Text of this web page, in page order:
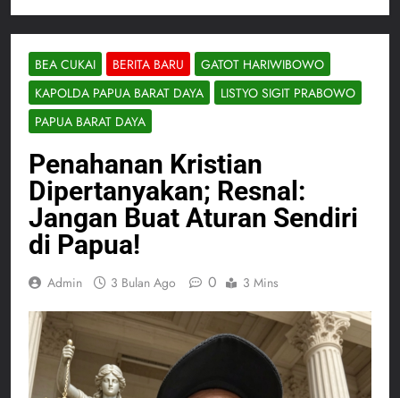
BEA CUKAI BERITA BARU
GATOT HARIWIBOWO
KAPOLDA PAPUA BARAT DAYA
LISTYO SIGIT PRABOWO
PAPUA BARAT DAYA
Penahanan Kristian
Dipertanyakan; Resnal:
Jangan Buat Aturan Sendiri
di Papua!
Admin 3 Bulan Ago 0 3 Mins